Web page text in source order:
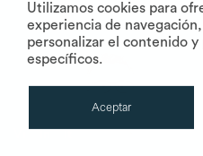
Utilizamos cookies para
experiencia de
personalizar el contenido y
específicos.
Aceptar